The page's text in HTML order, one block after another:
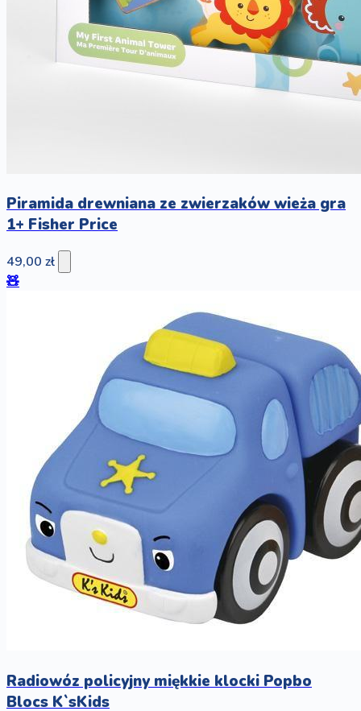
Piramida drewniana ze zwierzaków wieża gra
1+ Fisher Price
49,00 zł
🧸
Radiowóz policyjny miękkie klocki Popbo
Blocs K`sKids